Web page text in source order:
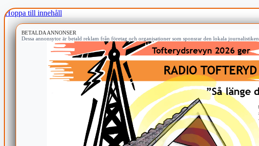
Hoppa till innehåll
BETALDA ANNONSER
Dessa annonsytor är betald reklam från företag och organisationer som sponsrar den lokala journalistiken.